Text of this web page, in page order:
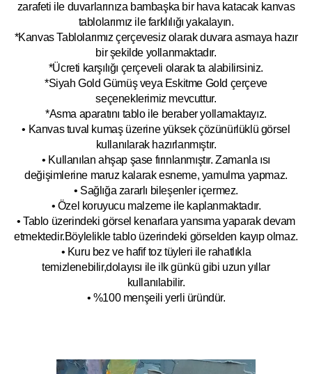
zarafeti ile duvarlarınıza bambaşka bir hava katacak kanvas
tablolarımız ile farklılığı yakalayın.
*Kanvas Tablolarımız çerçevesiz olarak duvara asmaya hazır
bir şekilde yollanmaktadır.
*Ücreti karşılığı çerçeveli olarak ta alabilirsiniz.
*Siyah Gold Gümüş veya Eskitme Gold çerçeve
seçeneklerimiz mevcuttur.
*Asma aparatını tablo ile beraber yollamaktayız.
• Kanvas tuval kumaş üzerine yüksek çözünürlüklü görsel
kullanılarak hazırlanmıştır.
• Kullanılan ahşap şase fırınlanmıştır. Zamanla ısı
değişimlerine maruz kalarak esneme, yamulma yapmaz.
• Sağlığa zararlı bileşenler içermez.
• Özel koruyucu malzeme ile kaplanmaktadır.
• Tablo üzerindeki görsel kenarlara yansıma yaparak devam
etmektedir.Böylelikle tablo üzerindeki görselden kayıp olmaz.
• Kuru bez ve hafif toz tüyleri ile rahatlıkla
temizlenebilir,dolayısı ile ilkgünkü gibi uzun yıllar
kullanılabilir.
• %100 menşeili yerli üründür.